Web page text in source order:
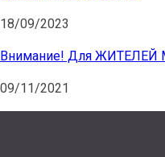
18/09/2023
Внимание! Для
09/11/2021